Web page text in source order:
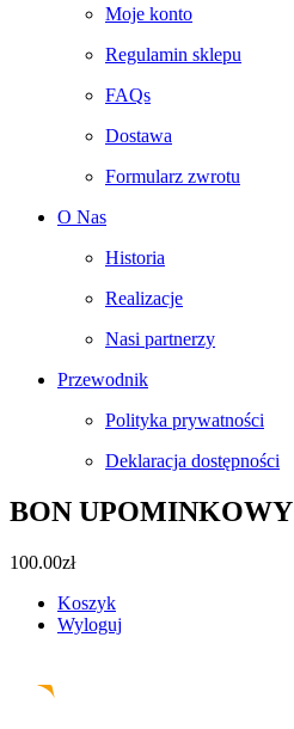
Moje konto
Regulamin sklepu
FAQs
Dostawa
Formularz zwrotu
O Nas
Historia
Realizacje
Nasi partnerzy
Przewodnik
Polityka prywatności
Deklaracja dostępności
BON UPOMINKOWY
100.00zł
Koszyk
Wyloguj